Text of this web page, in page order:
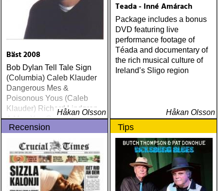
Bäst 2008
Bob Dylan Tell Tale Sign
(Columbia) Caleb Klauder
Dangerous Mes &
Poisonous Yous (Caleb
Klauder) Richard Lindgren
A Man You Can Hate
(Rootsy
Håkan Olsson
Teada - Inné Amárach
Package includes a bonus
DVD featuring live
performance footage of
Téada and documentary of
the rich musical culture of
Ireland’s Sligo region
Håkan Olsson
Recension Tips